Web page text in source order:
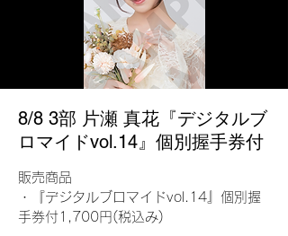
8/8 3部 片瀬 真花『デジタルブ
ロマイドvol.14』個別握手券付
販売商品
・『デジタルブロマイドvol.14』個別握
手券付1,700円(税込み)